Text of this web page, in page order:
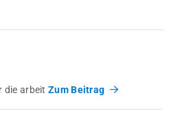
die arbeit Zum Beitrag